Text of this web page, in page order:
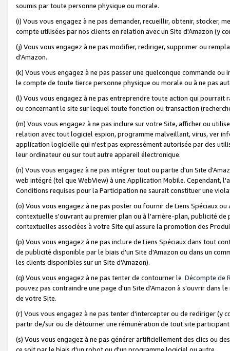
soumis par toute personne physique ou morale.
(i) Vous vous engagez à ne pas demander, recueillir, obtenir, stocker,
compte utilisées par nos clients en relation avec un Site d'Amazon (y
(j) Vous vous engagez à ne pas modifier, rediriger, supprimer ou
d'Amazon.
(k) Vous vous engagez à ne pas passer une quelconque commande
le compte de toute tierce personne physique ou morale ou à ne pas
(l) Vous vous engagez à ne pas entreprendre toute action qui
ou concernant le site sur lequel toute fonction ou transaction
(m) Vous vous engagez à ne pas inclure sur votre Site, afficher ou
relation avec tout logiciel espion, programme malveillant, virus, ver
application logicielle qui n'est pas expressément autorisée par des
leur ordinateur ou sur tout autre appareil électronique.
(n) Vous vous engagez à ne pas intégrer tout ou partie d'un Site
web intégré (tel que WebView) à une Application Mobile. Cependant,
Conditions requises pour la Participation ne saurait constituer une
(o) Vous vous engagez à ne pas poster ou fournir de Liens Spéciaux
contextuelle s'ouvrant au premier plan ou à l'arrière-plan, publicité
contextuelles associées à votre Site qui assure la promotion des
(p) Vous vous engagez à ne pas inclure de Liens Spéciaux dans tout
de publicité disponible par le biais d'un Site d'Amazon ou dans un
les clients disponibles sur un Site d'Amazon).
(q) Vous vous engagez à ne pas tenter de contourner le Décompte de
pouvez pas contraindre une page d'un Site d'Amazon à s'ouvrir dans
de votre Site.
(r) Vous vous engagez à ne pas tenter d'intercepter ou de rediriger
partir de/sur ou de détourner une rémunération de tout site
(s) Vous vous engagez à ne pas générer artificiellement des clics ou
ce soit par le biais d'un robot ou d'un programme logiciel ou autre.